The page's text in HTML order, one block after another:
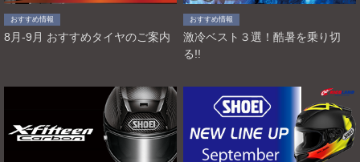
おすすめ情報
8月-9月 おすすめタイヤのご案内
おすすめ情報
激冷ベスト３選！酷暑を乗り切
る!!